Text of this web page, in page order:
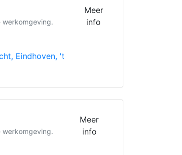
werkomgeving.
Eindhoven, 't
Meer
info
werkomgeving.
Meer
info